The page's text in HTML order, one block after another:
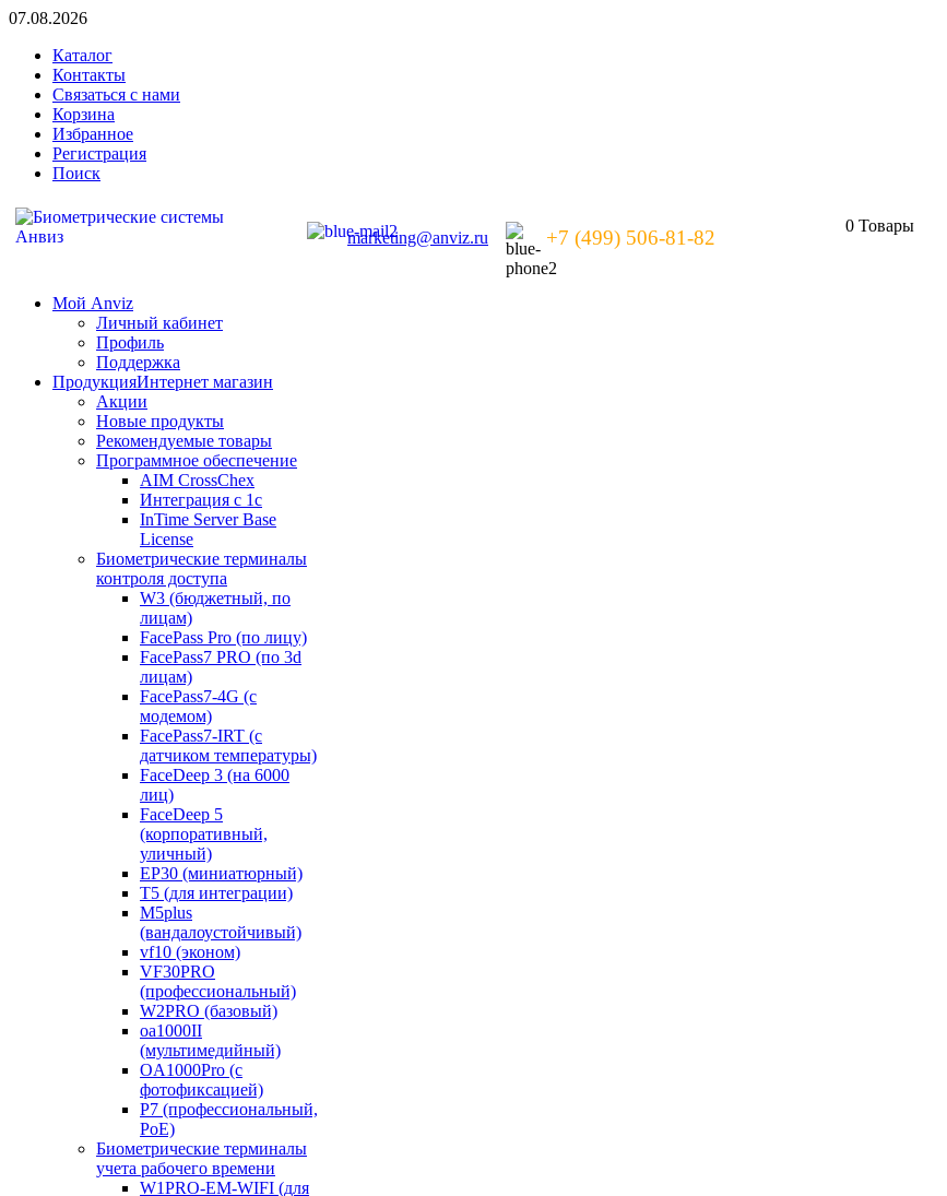
07.08.2026
Каталог
Контакты
Связаться с нами
Корзина
Избранное
Регистрация
Поиск
marketing@anviz.ru +7 (499) 506-81-82
0 Товары
Мой Anviz
Личный кабинет
Профиль
Поддержка
ПродукцияИнтернет магазин
Акции
Новые продукты
Рекомендуемые товары
Программное обеспечение
AIM CrossChex
Интеграция с 1с
InTime Server Base
License
Биометрические терминалы
контроля доступа
W3 (бюджетный, по
лицам)
FacePass Pro (по лицу)
FacePass7 PRO (по 3d
лицам)
FacePass7-4G (с
модемом)
FacePass7-IRT (с
датчиком температуры)
FaceDeep 3 (на 6000
лиц)
FaceDeep 5
(корпоративный,
уличный)
EP30 (миниатюрный)
T5 (для интеграции)
M5plus
(вандалоустойчивый)
vf10 (эконом)
VF30PRO
(профессиональный)
W2PRO (базовый)
oa1000II
(мультимедийный)
OA1000Pro (с
фотофиксацией)
P7 (профессиональный,
PoE)
Биометрические терминалы
учета рабочего времени
W1PRO-EM-WIFI (для